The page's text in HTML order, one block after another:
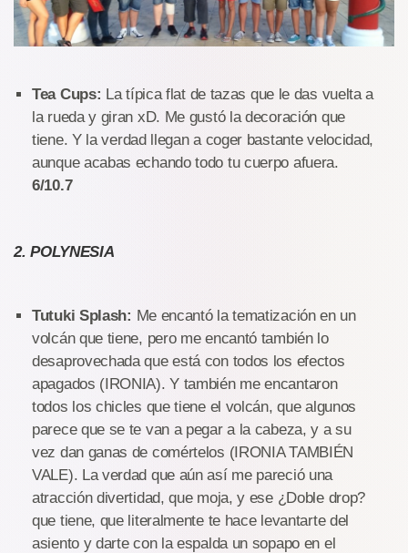
Tea Cups: La típica flat de tazas que le das vuelta a
la rueda y giran xD. Me gustó la decoración que
tiene. Y la verdad llegan a coger bastante velocidad,
aunque acabas echando todo tu cuerpo afuera.
6/10.7
2. POLYNESIA
Tutuki Splash: Me encantó la tematización en un
volcán que tiene, pero me encantó también lo
desaprovechada que está con todos los efectos
apagados (IRONIA). Y también me encantaron
todos los chicles que tiene el volcán, que algunos
parece que se te van a pegar a la cabeza, y a su
vez dan ganas de comértelos (IRONIATAMBIÉN
VALE). La verdad que aún así me pareció una
atracción divertidad, que moja, y ese ¿Doble drop?
que tiene, que literalmente te hace levantarte del
asiento y darte con la espalda un sopapo en el